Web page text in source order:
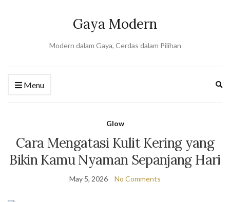
Gaya Modern
Modern dalam Gaya, Cerdas dalam Pilihan
Menu
Glow
Cara Mengatasi Kulit Kering yang
Bikin Kamu Nyaman Sepanjang Hari
May 5, 2026 No Comments